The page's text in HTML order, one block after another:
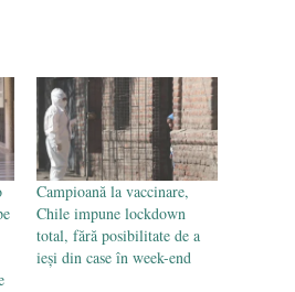
efecte. Bustul
Goga, înlăturat din Iași
Campioană la vaccinare,
Chile impune lockdown
total, fără posibilitate de a
ieși din case în week-end